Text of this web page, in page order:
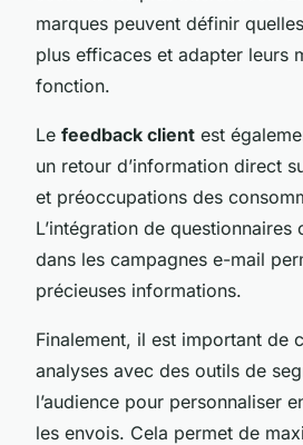
marques peuvent définir
plus efficaces et adapter leurs
fonction.
Le feedback client est
un retour d’information direct
et préoccupations des
L’intégration de questionnaires
dans les campagnes e-mail
précieuses informations.
Finalement, il est important de
analyses avec des outils de
l’audience pour personnaliser
les envois. Cela permet de